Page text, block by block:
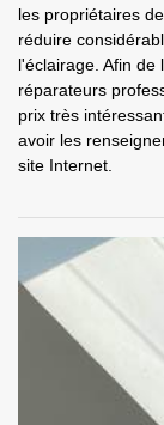
les propriétaires
réduire
l'éclairage. Afin de
réparateurs
prix très
avoir les
site Internet.